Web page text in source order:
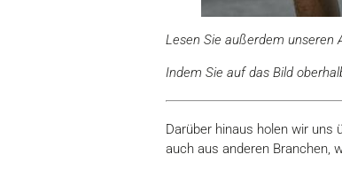
Lesen Sie außerdem unseren
Indem Sie auf das Bild
Darüber hinaus holen wir uns
auch aus anderen Branchen,